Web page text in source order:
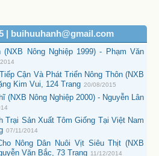
| buihuuhanh@gmail.com
Nông Nghiệp 1999) - Phạm Văn
Cận Và Phát Triển Nông Thôn (NXB
Kim Vui, 124 Trang 20/08/2015
(NXB Nông Nghiệp 2000) - Nguyễn Lân
Trại Sản Xuất Tôm Giống Tại Việt Nam
07/11/2014
Nông Dân Nuôi Vịt Siêu Thịt (NXB
Văn Bắc, 73 Trang 11/12/2014